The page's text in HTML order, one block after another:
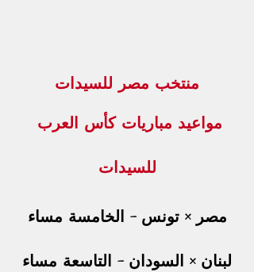
منتخب مصر للسيدات
مواعيد مباريات كأس العرب
للسيدات
مصر × تونس – الخامسة مساء
لبنان × السودان – التاسعة مساء